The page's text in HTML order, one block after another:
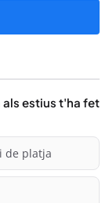
als estius t'ha fet
de platja